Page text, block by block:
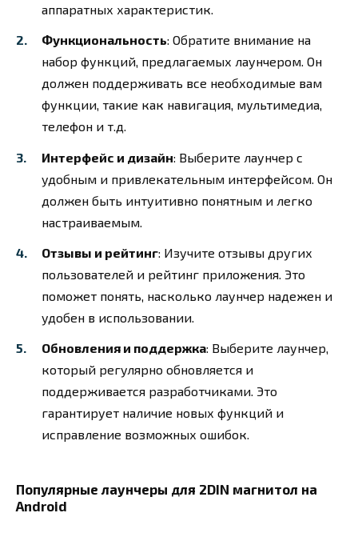
аппаратных характеристик.
Функциональность: Обратите внимание на
набор функций, предлагаемых лаунчером. Он
должен поддерживать все необходимые вам
функции, такие как навигация, мультимедиа,
телефон и т.д.
Интерфейс и дизайн: Выберите лаунчер с
удобным и привлекательным интерфейсом. Он
должен быть интуитивно понятным и легко
настраиваемым.
Отзывы и рейтинг: Изучите отзывы других
пользователей и рейтинг приложения. Это
поможет понять, насколько лаунчер надежен и
удобен в использовании.
Обновления и поддержка: Выберите лаунчер,
который регулярно обновляется и
поддерживается разработчиками. Это
гарантирует наличие новых функций и
исправление возможных ошибок.
Популярные лаунчеры для 2DIN магнитол на
Android